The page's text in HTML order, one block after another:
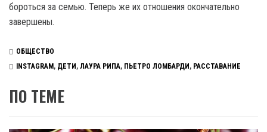
бороться за семью. Теперь же их отношения окончательно
завершены.
ОБЩЕСТВО
INSTAGRAM , ДЕТИ , ЛАУРА РИПА, ПЬЕТРО ЛОМБАРДИ , РАССТАВАНИЕ
ПО ТЕМЕ